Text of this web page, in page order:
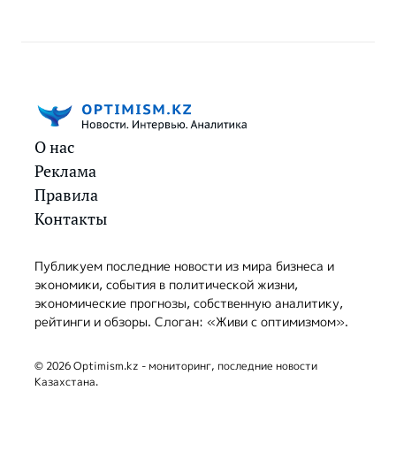
О нас
Реклама
Правила
Контакты
Публикуем последние новости из мира бизнеса и
экономики, события в политической жизни,
экономические прогнозы, собственную аналитику,
рейтинги и обзоры. Слоган: «Живи с оптимизмом».
© 2026 Optimism.kz - мониторинг, последние новости
Казахстана.